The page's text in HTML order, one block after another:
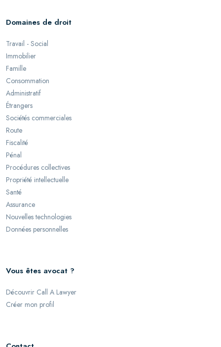
Domaines de droit
Travail - Social
Immobilier
Famille
Consommation
Administratif
Étrangers
Sociétés commerciales
Route
Fiscalité
Pénal
Procédures collectives
Propriété intellectuelle
Santé
Assurance
Nouvelles technologies
Données personnelles
Vous êtes avocat ?
Découvrir Call A Lawyer
Créer mon profil